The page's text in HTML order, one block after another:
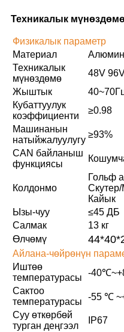
Техникалык
Физикалык параметр
Материал
Техникалык
мүнөздөмө
48V
Жыштык
Кубаттуулук
коэффициенти
≥0.98
Машинанын
натыйжалуулугу
≥93%
CAN байланыш
функциясы
Колдонмо
Гольф
Кайык
Ызы-чуу
≤45 ДБ
Салмак
13 кг
Өлчөмү
Айлана-чөйрөнүн
Иштөө
температурасы
-
Сактоо
температурасы
-55 ℃
Суу өткөрбөй
турган деңгээл
IP67